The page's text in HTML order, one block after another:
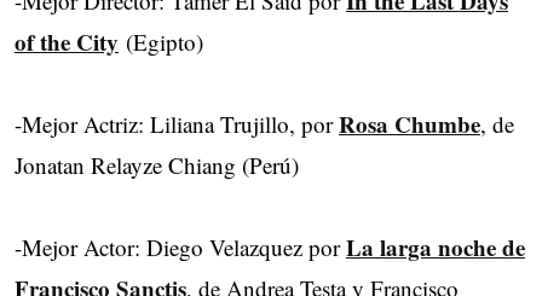
of the City (Egipto)
-Mejor Actriz: Liliana Trujillo, porRosa Chumbe, de
Jonatan Relayze Chiang (Perú)
-Mejor Actor: Diego Velazquez porLa larga noche de
Francisco Sanctis, de Andrea Testa y Francisco